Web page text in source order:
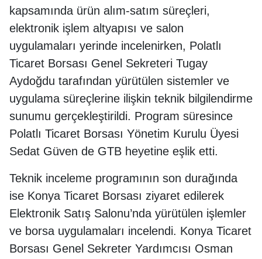
kapsamında ürün alım-satım süreçleri,
elektronik işlem altyapısı ve salon
uygulamaları yerinde incelenirken, Polatlı
Ticaret Borsası Genel Sekreteri Tugay
Aydoğdu tarafından yürütülen sistemler ve
uygulama süreçlerine ilişkin teknik bilgilendirme
sunumu gerçekleştirildi. Program süresince
Polatlı Ticaret Borsası Yönetim Kurulu Üyesi
Sedat Güven de GTB heyetine eşlik etti.
Teknik inceleme programının son durağında
ise Konya Ticaret Borsası ziyaret edilerek
Elektronik Satış Salonu’nda yürütülen işlemler
ve borsa uygulamaları incelendi. Konya Ticaret
Borsası Genel Sekreter Yardımcısı Osman